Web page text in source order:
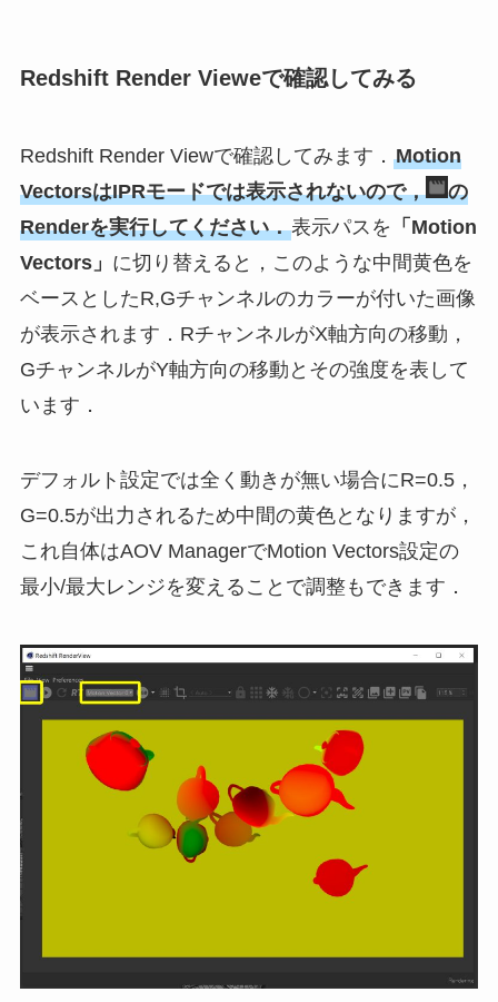
Redshift Render Vieweで確認してみる
Redshift Render Viewで確認してみます． Motion
VectorsはIPRモードでは表示されないので，
の
Renderを実行してください．表示パスを 「Motion
Vectors」 に切り替えると，このような中間黄色を
ベースとしたR,Gチャンネルのカラーが付いた画像
が表示されます．RチャンネルがX軸方向の移動，
GチャンネルがY軸方向の移動とその強度を表して
います．
デフォルト設定では全く動きが無い場合にR=0.5，
G=0.5が出力されるため中間の黄色となりますが，
これ自体はAOV ManagerでMotion Vectors設定の
最小/最大レンジを変えることで調整もできます．